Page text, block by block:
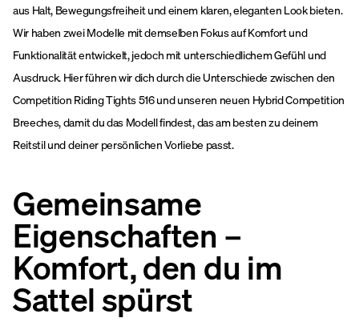
aus Halt, Bewegungsfreiheit und einem klaren, eleganten Look bieten.
Wir haben zwei Modelle mit demselben Fokus auf Komfort und
Funktionalität entwickelt, jedoch mit unterschiedlichem Gefühl und
Ausdruck. Hier führen wir dich durch die Unterschiede zwischen den
Competition Riding Tights 516 und unseren neuen Hybrid Competition
Breeches, damit du das Modell findest, das am besten zu deinem
Reitstil und deiner persönlichen Vorliebe passt.
Gemeinsame
Eigenschaften –
Komfort, den du im
Sattel spürst